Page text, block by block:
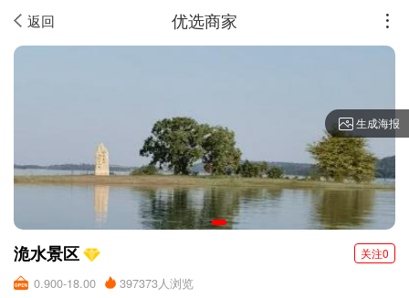
生成海报
返回 优选商家
洈水景区
0.900-18.00 397373人浏览
关注0